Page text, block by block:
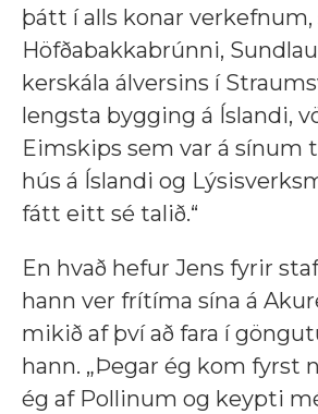
þátt í alls konar verkefnum,
Höfðabakkabrúnni,
kerskála álversins í
lengsta bygging á Íslandi,
Eimskips sem var á
hús á Íslandi og
fátt eitt sé talið.“
En hvað hefur Jens fyrir
hann ver frítíma sína á
mikið af því að fara í
hann. „Þegar ég kom fyrst
ég af Pollinum og keypti